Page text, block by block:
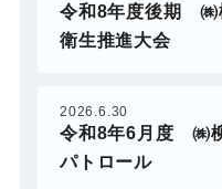
令和8年度後期
衛生推進大会
2026.6.30
令和8年6月度 ㈱
パトロール